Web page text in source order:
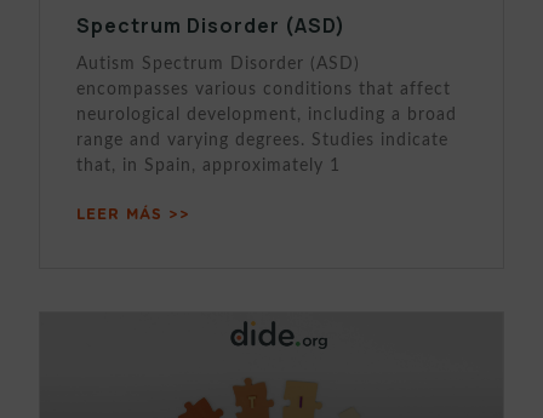
Spectrum Disorder (ASD)
Autism Spectrum Disorder (ASD)
encompasses various conditions that affect
neurological development, including a broad
range and varying degrees. Studies indicate
that, in Spain, approximately 1
LEER MÁS >>